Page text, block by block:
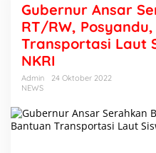
b
e
r
n
r
s
a
Gubernur Ansar
RT/RW,
Transportasi Laut
NKRI
Admin
24 Oktober 2022
NEWS